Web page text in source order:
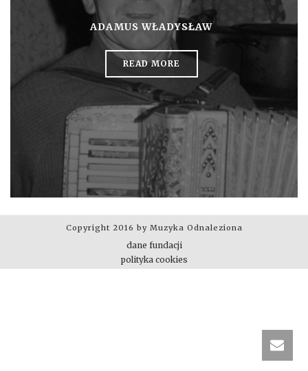
ADAMUS WŁADYSŁAW
READ MORE
Copyright 2016 by Muzyka Odnaleziona
dane fundacji
polityka cookies